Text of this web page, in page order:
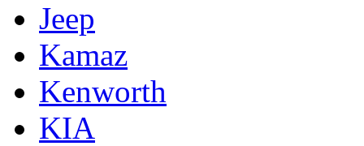
Jeep
Kamaz
Kenworth
KIA